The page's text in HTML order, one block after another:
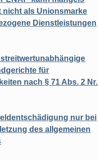
als Unionsmarke
Dienstleistungen
für
nach § 71 Abs. 2 Nr.
nur bei
des allgemeinen